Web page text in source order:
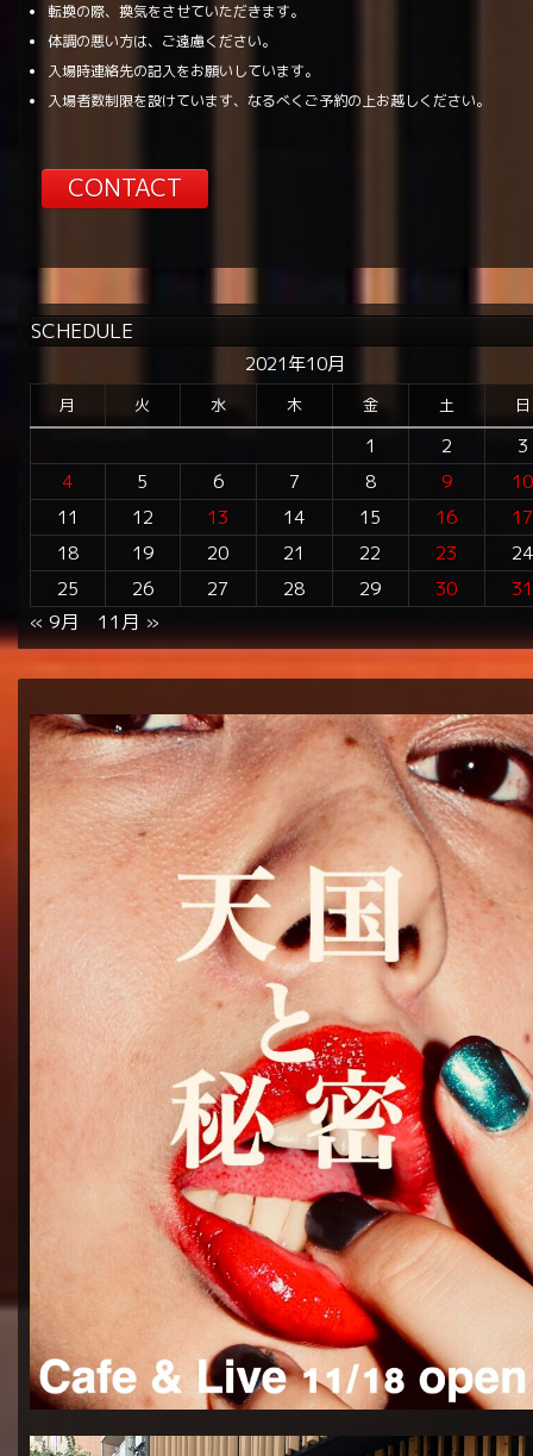
転換の際、換気をさせていただきます。
体調の悪い方は、ご遠慮ください。
入場時連絡先の記入をお願いしています。
入場者数制限を設けています、なるべくご予約の上お越しください。
CONTACT
SCHEDULE
2021年10月
月 火 水 木 金 土 日
1 2
3
4
5 6 7 8 9
10
11
12 13 14 15 16
17
18
19 20 21 22 23
24
25
26 27 28 29 30 31
« 9月 11月 »